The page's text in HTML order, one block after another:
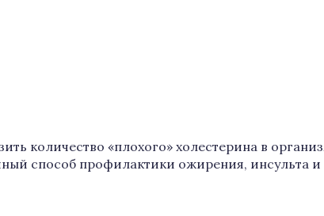
количество «плохого» холестерина в
способ профилактики ожирения, инсульта